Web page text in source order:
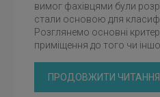
вимог фахівцями були
стали основою для
Розглянемо основні
приміщення до того чи
ПРОДОВЖИТИ ЧИТАННЯ